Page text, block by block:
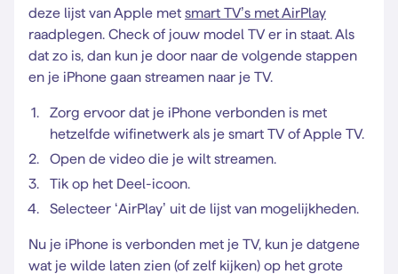
deze lijst van Apple met smart TV’s met AirPlay
raadplegen. Check of jouw model TV er in staat. Als
dat zo is, dan kun je door naar de volgende stappen
en je iPhone gaan streamen naar je TV.
Zorg ervoor dat je iPhone verbonden is met
hetzelfde wifinetwerk als je smart TV of Apple TV.
Open de video die je wilt streamen.
Tik op het Deel-icoon.
Selecteer ‘AirPlay’ uit de lijst van mogelijkheden.
Nu je iPhone is verbonden met je TV, kun je datgene
wat je wilde laten zien (of zelf kijken) op het grote